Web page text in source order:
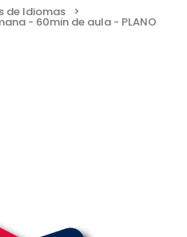
de Idiomas >
- 60min de aula - PLANO